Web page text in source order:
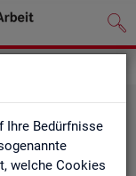
Ihre Bedürfnisse
welche Cookies